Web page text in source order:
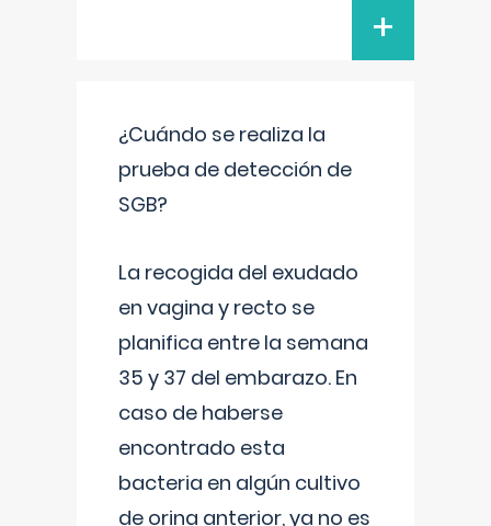
+
¿Cuándo se realiza la
prueba de detección de
SGB?
La recogida del exudado
en vagina y recto se
planifica entre la semana
35 y 37 del embarazo. En
caso de haberse
encontrado esta
bacteria en algún cultivo
de orina anterior, ya no es